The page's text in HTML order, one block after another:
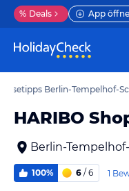
% Deals App
Reisetipps Berlin-Tempelhof-
HARIBO
Berlin-
100% 6 / 6 1